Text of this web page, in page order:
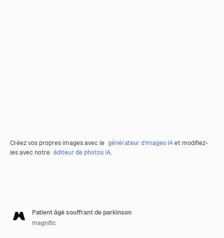
Créez vos propres images avec le générateur d’images IAet modifiez-
les avec notre éditeur de photos IA.
Patient âgé souffrant de parkinson
magnific